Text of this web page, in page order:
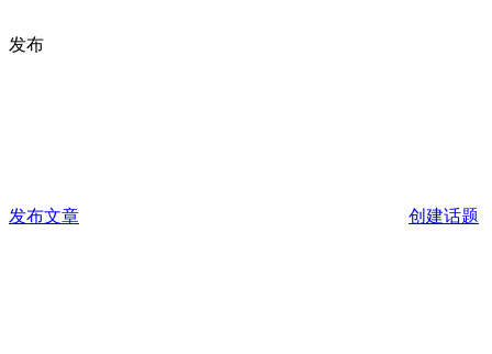
发布
发布文章 创建话题